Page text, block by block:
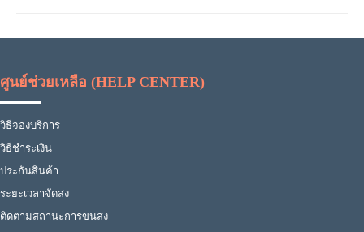
ศูนย์ช่วยเหลือ (HELP CENTER)
วิธีจองบริการ
วิธีชำระเงิน
ประกันสินค้า
ระยะเวลาจัดส่ง
ติดตามสถานะการขนส่ง